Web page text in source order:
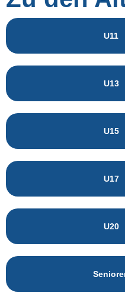
U11
U13
U15
U17
U20